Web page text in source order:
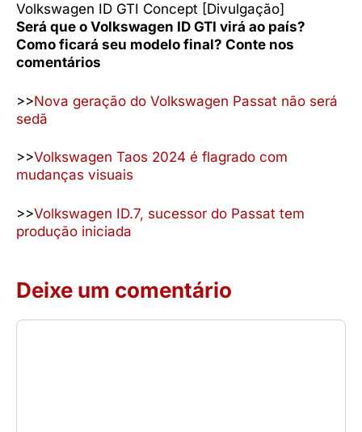
Volkswagen ID GTI Concept [Divulgação]
Será que o Volkswagen ID GTI virá ao país?
Como ficará seu modelo final? Conte nos
comentários
>>Nova geração do Volkswagen Passat não será
sedã
>>Volkswagen Taos 2024 é flagrado com
mudanças visuais
>>Volkswagen ID.7, sucessor do Passat tem
produção iniciada
Deixe um comentário
Comentário